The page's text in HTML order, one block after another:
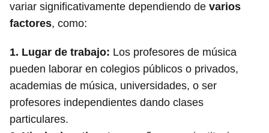
variar significativamente dependiendo de varios
factores, como:
1. Lugar de trabajo: Los profesores de música
pueden laborar en colegios públicos o privados,
academias de música, universidades, o ser
profesores independientes dando clases
particulares.